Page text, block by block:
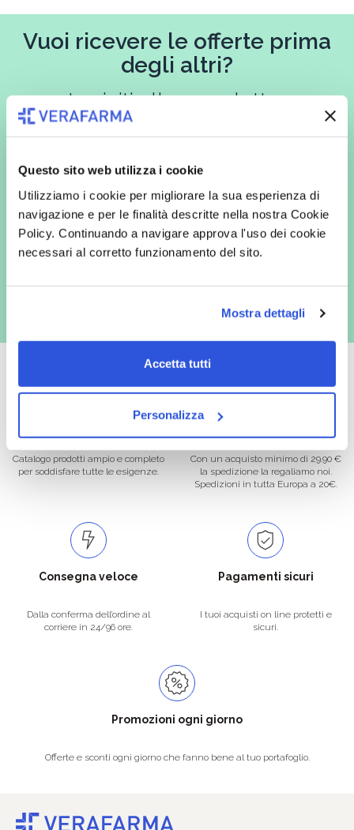
Questo sito web utilizza i cookie
Utilizziamo i cookie per migliorare la sua esperienza di
navigazione e per le finalità descritte nella nostra Cookie
Policy. Continuando a navigare approva l'uso dei cookie
necessari al corretto funzionamento del sito.
Mostra dettagli
Accetta tutti
Personalizza
Vuoi ricevere le offerte prima
degli altri?
Iscriviti alla newsletter
redatta ai sensi del Regolamento EU 2016/679, acconsento
espressamente al trattamento dei miei dati personali per finalità
commerciali da parte di Verafarma, tra cui invio di comunicazioni
marketing (con modalità telematiche - quali ad es. newsletter ed e-mail
con inviti e comunicazioni commerciali - e modalità tradizionali, quali ad
es. posta cartacea)
Oltre 50.000 prodotti
Catalogo prodotti ampio e completo
per soddisfare tutte le esigenze.
Spedizione gratuita
Con un acquisto minimo di 29.90 €
la spedizione la regaliamo noi.
Spedizioni in tutta Europa a 20€.
Consegna veloce
Dalla conferma dell’ordine al
corriere in 24/96 ore.
Pagamenti sicuri
I tuoi acquisti on line protetti e
sicuri.
Promozioni ogni giorno
Offerte e sconti ogni giorno che fanno bene al tuo portafoglio.